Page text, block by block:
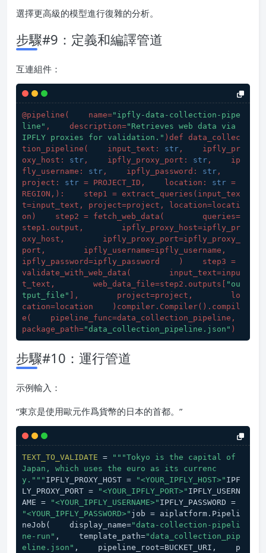
選擇更高級的模型進行復雜的分析。
步驟#9：定義和編譯管道
互連組件：
@pipeline(
    name=
"ipfly-data-collection-pipe
line" ,    description="Retrieves web data via
IPFLY proxies for validation." )def data_collec
tion_pipeline(
    input_text:
str ,    ipfly_pr
oxy_host: str ,    ipfly_proxy_port: str ,    ip
fly_username: str ,    ipfly_password: str ,
project: str = PROJECT_ID,    location: str =
REGION, ):    step1 = extract_queries( input_tex
t=input_text, project=project, location=locati
on )    step2 = fetch_web_data(
        queries=
step1.output,        ipfly_proxy_host=ipfly_pr
oxy_host,        ipfly_proxy_port=ipfly_proxy_
port,        ipfly_username=ipfly_username,
ipfly_password=ipfly_password
)    step3 =
validate_with_web_data(
        input_text=inpu
t_text,        web_data_file=step2.outputs[
"ou
tput_file"
],        project=project,        lo
cation=location
)compiler.Compiler().compil
e(
    pipeline_func=data_collection_pipeline,
package_path="data_collection_pipeline.json" )
步驟#10：運行管道
示例輸入：
“東京是使用歐元作爲貨幣的日本的首都。”
TEXT_TO_VALIDATE =
"""Tokyo is the capital of
Japan, which uses the euro as its currenc
y.""" IPFLY_PROXY_HOST = "<YOUR_IPFLY_HOST>" IPF
LY_PROXY_PORT =
"<YOUR_IPFLY_PORT>" IPFLY_USERN
AME =
"<YOUR_IPFLY_USERNAME>"
"<YOUR_IPFLY_PASSWORD>" job = aiplatform.Pipeli
neJob(    display_name="data-collection-pipeli
ne-run" ,    template_path="data_collection_pip
eline.json" ,    pipeline_root=BUCKET_URI,    p